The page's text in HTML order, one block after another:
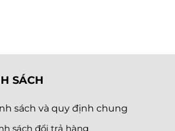
SÁCH
sách và quy định chung
sách đổi trả hàng